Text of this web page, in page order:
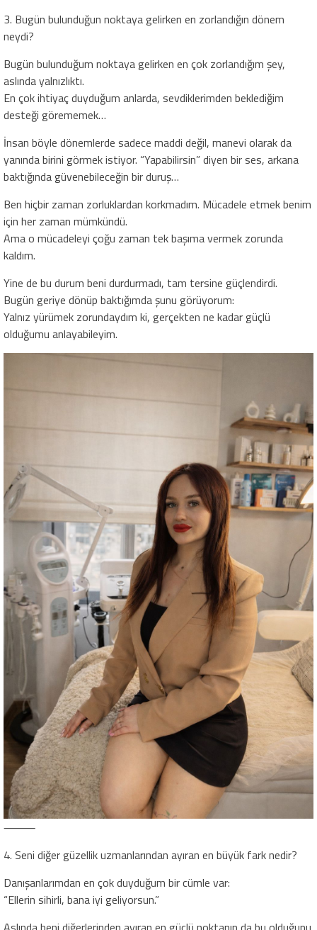
3. Bugün bulunduğun noktaya gelirken en zorlandığın dönem
neydi?
Bugün bulunduğum noktaya gelirken en çok zorlandığım şey,
aslında yalnızlıktı.
En çok ihtiyaç duyduğum anlarda, sevdiklerimden beklediğim
desteği görememek…
İnsan böyle dönemlerde sadece maddi değil, manevi olarak da
yanında birini görmek istiyor. “Yapabilirsin” diyen bir ses, arkana
baktığında güvenebileceğin bir duruş…
Ben hiçbir zaman zorluklardan korkmadım. Mücadele etmek benim
için her zaman mümkündü.
Ama o mücadeleyi çoğu zaman tek başıma vermek zorunda
kaldım.
Yine de bu durum beni durdurmadı, tam tersine güçlendirdi.
Bugün geriye dönüp baktığımda şunu görüyorum:
Yalnız yürümek zorundaydım ki, gerçekten ne kadar güçlü
olduğumu anlayabileyim.
⸻
4. Seni diğer güzellik uzmanlarından ayıran en büyük fark nedir?
Danışanlarımdan en çok duyduğum bir cümle var:
“Ellerin sihirli, bana iyi geliyorsun.”